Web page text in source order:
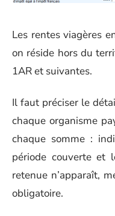
Les rentes viagères
on réside hors du
1AR et suivantes.
Il faut préciser le
chaque organisme
chaque somme :
période couverte et
retenue n’apparaît,
obligatoire.